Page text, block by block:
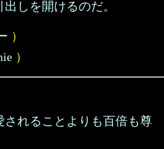
しを開けるのだ。
）
）
されることよりも百倍も尊